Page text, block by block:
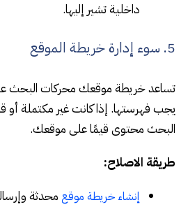
داخلية تشير إليها.
5. سوء إدارة خريطة الموقع
تساعد خريطة موقعك محركات البحث
يجب فهرستها. إذا كانت غير مكتملة
البحث محتوى قيمًا على موقعك.
طريقة الاصلاح:
إنشاء خريطة موقع